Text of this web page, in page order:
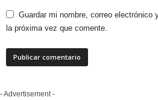
Guardar mi nombre, correo electrónico
la próxima vez que comente.
- Advertisement -